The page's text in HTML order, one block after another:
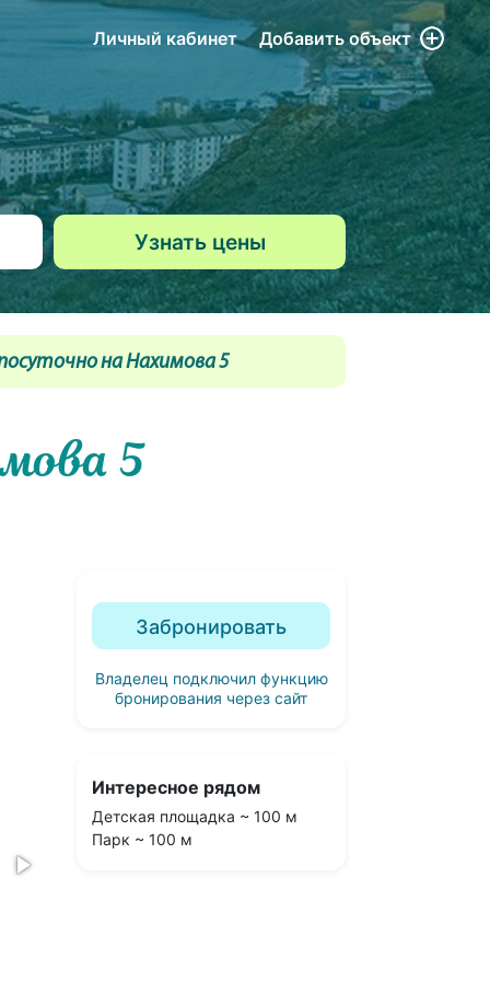
Личный кабинет Добавитьобъект
на Нахимова 5
5
Забронировать
Владелец подключил функцию
бронирования через сайт
Интересное рядом
Детская площадка ~ 100 м
Парк ~ 100 м